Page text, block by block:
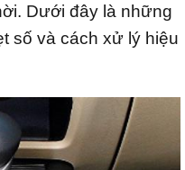
Dưới đây là những
số và cách xử lý hiệu